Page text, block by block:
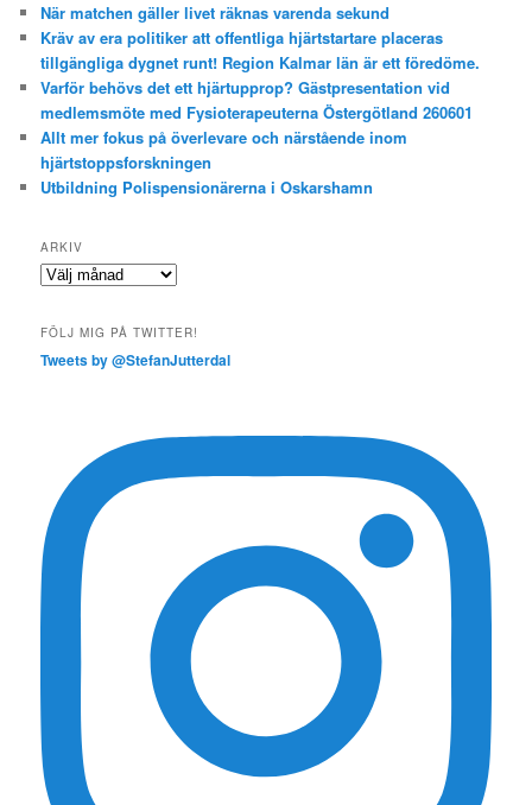
När matchen gäller livet räknas varenda sekund
Kräv av era politiker att offentliga hjärtstartare placeras
tillgängliga dygnet runt! Region Kalmar län är ett föredöme.
Varför behövs det ett hjärtupprop? Gästpresentation vid
medlemsmöte med Fysioterapeuterna Östergötland 260601
Allt mer fokus på överlevare och närstående inom
hjärtstoppsforskningen
Utbildning Polispensionärerna i Oskarshamn
ARKIV
Arkiv
FÖLJ MIG PÅ TWITTER!
Tweets by @StefanJutterdal